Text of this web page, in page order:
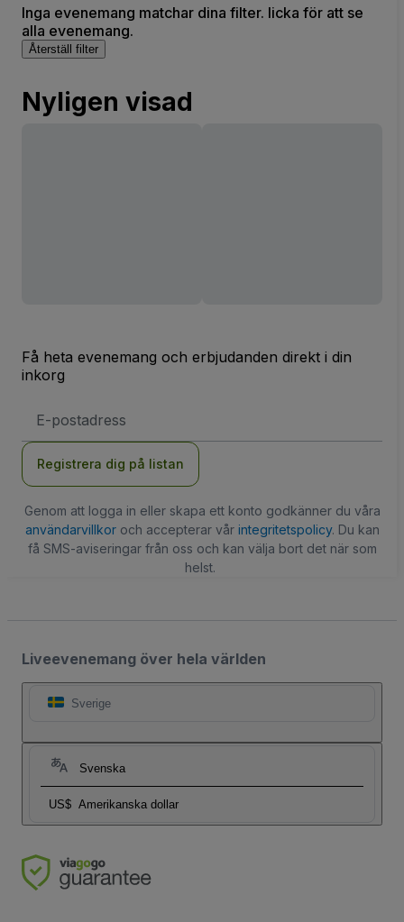
Inga evenemang matchar dina filter. licka för att se
alla evenemang.
Återställ filter
Nyligen visad
Få heta evenemang och erbjudanden direkt i din
inkorg
postadress
Registrera dig på listan
Genom att logga in eller skapa ett konto godkänner du våra
användarvillkoroch accepterar vår integritetspolicy. Du kan
få SMS-aviseringar från oss och kan välja bort det när som
helst.
Liveevenemang över hela världen
Sverige
Svenska
US$ Amerikanska dollar